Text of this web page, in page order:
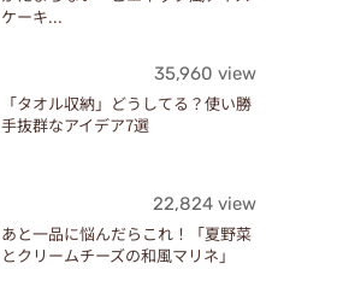
ケーキ...
35,960 view
「タオル収納」どうしてる？使い勝
手抜群なアイデア7選
22,824 view
あと一品に悩んだらこれ！「夏野菜
とクリームチーズの和風マリネ」